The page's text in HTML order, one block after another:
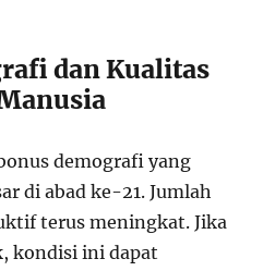
dan Kualitas
demografi yang
di abad ke-21. Jumlah
terus meningkat. Jika
kondisi ini dapat